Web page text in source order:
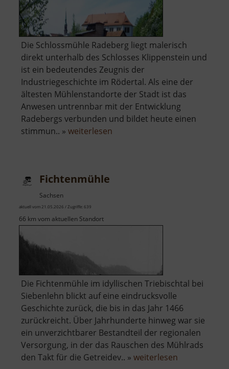
Die Schlossmühle Radeberg liegt malerisch
direkt unterhalb des Schlosses Klippenstein und
ist ein bedeutendes Zeugnis der
Industriegeschichte im Rödertal. Als eine der
ältesten Mühlenstandorte der Stadt ist das
Anwesen untrennbar mit der Entwicklung
Radebergs verbunden und bildet heute einen
stimmun.. » weiterlesen
Fichtenmühle
Sachsen
aktuell vom 21.05.2026 / Zugriffe: 639
66 km vom aktuellen Standort
Die Fichtenmühle im idyllischen Triebischtal bei
Siebenlehn blickt auf eine eindrucksvolle
Geschichte zurück, die bis in das Jahr 1466
zurückreicht. Über Jahrhunderte hinweg war sie
ein unverzichtbarer Bestandteil der regionalen
Versorgung, in der das Rauschen des Mühlrads
den Takt für die Getreidev.. » weiterlesen